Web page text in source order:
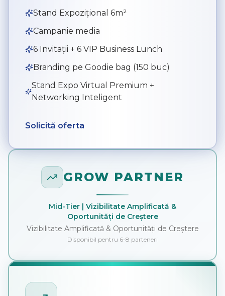
Stand Expozițional 6m²
Campanie media
6 Invitații + 6 VIP Business Lunch
Branding pe Goodie bag (150 buc)
Stand Expo Virtual Premium +
Networking Inteligent
Solicită oferta
GROW PARTNER
Mid-Tier | Vizibilitate Amplificată &
Oportunități de Creștere
Vizibilitate Amplificată & Oportunități de Creștere
Disponibil pentru 6-8 parteneri